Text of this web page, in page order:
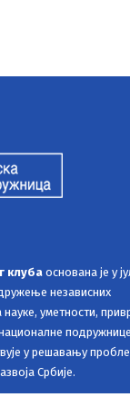
клуба основана је у
независних
науке, уметности,
подружнице
у решавању
Србије.